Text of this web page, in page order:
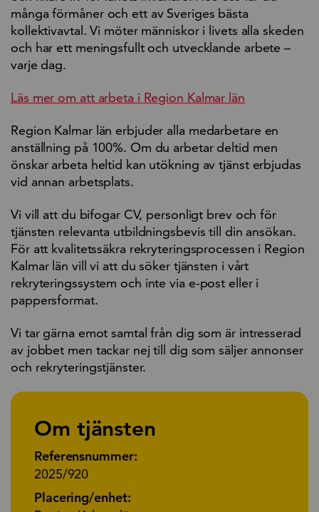
många förmåner och ett av Sveriges bästa
kollektivavtal. Vi möter människor i livets alla skeden
och har ett meningsfullt och utvecklande arbete –
varje dag.
Läs mer om att arbeta i Region Kalmar län
Region Kalmar län erbjuder alla medarbetare en
anställning på 100%. Om du arbetar deltid men
önskar arbeta heltid kan utökning av tjänst erbjudas
vid annan arbetsplats.
Vi vill att du bifogar CV, personligt brev och för
tjänsten relevanta utbildningsbevis till din ansökan.
För att kvalitetssäkra rekryteringsprocessen i Region
Kalmar län vill vi att du söker tjänsten i vårt
rekryteringssystem och inte via e-post eller i
pappersformat.
Vi tar gärna emot samtal från dig som är intresserad
av jobbet men tackar nej till dig som säljer annonser
och rekryteringstjänster.
Om tjänsten
Referensnummer:
2025/920
Placering/enhet: